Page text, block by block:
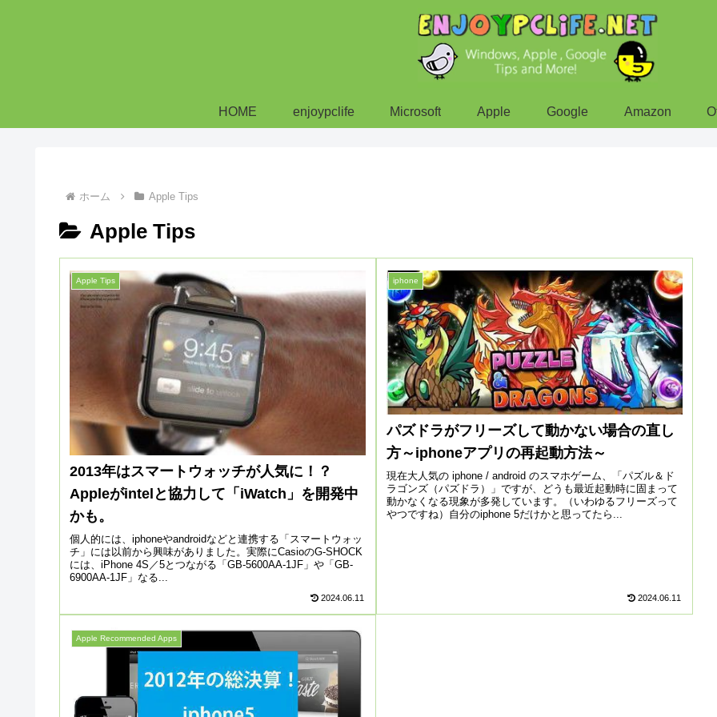
HOME enjoypclife Microsoft Apple Google Amazon
ホーム Apple Tips
Apple Tips
Apple Tips
2013年はスマートウォッチが人気に！？
Appleがintelと協力して「iWatch」を開発中
かも。
個人的には、iphoneやandroidなどと連携する「スマートウォッ
チ」には以前から興味がありました。実際にCasioのG-SHOCK
には、iPhone 4S／5とつながる「GB-5600AA-1JF」や「GB-
6900AA-1JF」なる...
2024.06.11
iphone
パズドラがフリーズして動かない場合の直し
方～iphoneアプリの再起動方法～
現在大人気の iphone / android のスマホゲーム、「パズル＆ド
ラゴンズ（パズドラ）」ですが、どうも最近起動時に固まって
動かなくなる現象が多発しています。（いわゆるフリーズって
やつですね）自分のiphone 5だけかと思ってたら...
2024.06.11
Apple Recommended Apps